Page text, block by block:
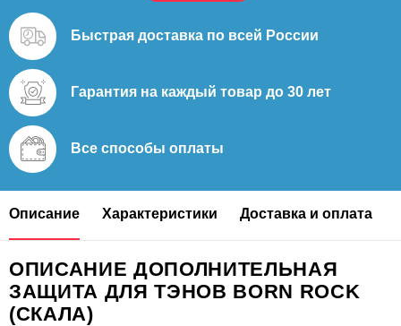
Быстрая доставка по всей России
Гарантия на каждый товар до 30 лет
Все способы оплаты
Описание Характеристики Доставка и оплата
ОПИСАНИЕ ДОПОЛНИТЕЛЬНАЯ
ЗАЩИТА ДЛЯ ТЭНОВ BORN ROCK
(СКАЛА)